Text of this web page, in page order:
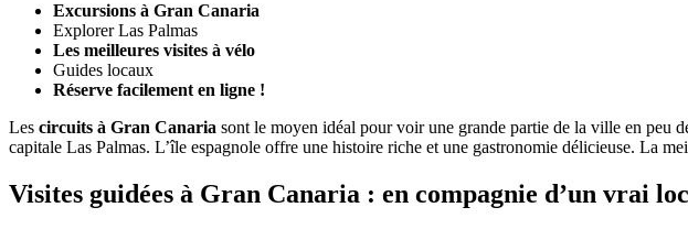
Excursions à Gran Canaria
Explorer Las Palmas
Les meilleures visites à vélo
Guides locaux
Réserve facilement en ligne !
Les circuits à Gran Canaria sont le moyen idéal pour voir une grande partie de la ville en peu
capitale Las Palmas. L’île espagnole offre une histoire riche et une gastronomie délicieuse. La
Visites guidées à Gran Canaria : en compagnie d’un vrai